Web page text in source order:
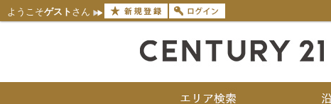
ようこそゲスト さん